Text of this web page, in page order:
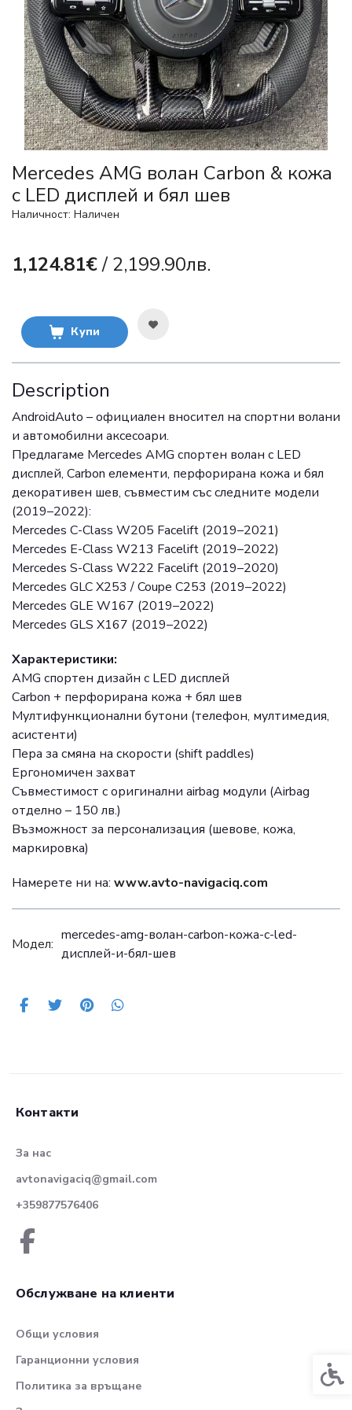
Mercedes AMG волан Carbon & кожа
с LED дисплей и бял шев
Наличност: Наличен
1,124.81€/ 2,199.90лв.
Купи
Description
AndroidAuto – официален вносител на спортни волани
и автомобилни аксесоари.
Предлагаме Mercedes AMG спортен волан с LED
дисплей, Carbon елементи, перфорирана кожа и бял
декоративен шев, съвместим със следните модели
(2019–2022):
Mercedes C-Class W205 Facelift (2019–2021)
Mercedes E-Class W213 Facelift (2019–2022)
Mercedes S-Class W222 Facelift (2019–2020)
Mercedes GLC X253 / Coupe C253 (2019–2022)
Mercedes GLE W167 (2019–2022)
Mercedes GLS X167 (2019–2022)
Характеристики:
AMG спортен дизайн с LED дисплей
Carbon + перфорирана кожа + бял шев
Мултифункционални бутони (телефон, мултимедия,
асистенти)
Пера за смяна на скорости (shift paddles)
Ергономичен захват
Съвместимост с оригинални airbag модули (Airbag
отделно – 150 лв.)
Възможност за персонализация (шевове, кожа,
маркировка)
Намерете ни на: www.avto-navigaciq.com
Модел:
mercedes-amg-волан-carbon-кожа-с-led-
дисплей-и-бял-шев
Контакти
За нас
avtonavigaciq@gmail.com
+359877576406
Обслужване на клиенти
Общи условия
Гаранционни условия
Политика за връщане